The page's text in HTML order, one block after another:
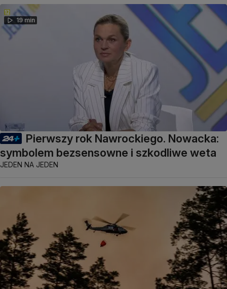
19 min
Pierwszy rok Nawrockiego. Nowacka:
symbolem bezsensowne i szkodliwe weta
JEDEN NA JEDEN